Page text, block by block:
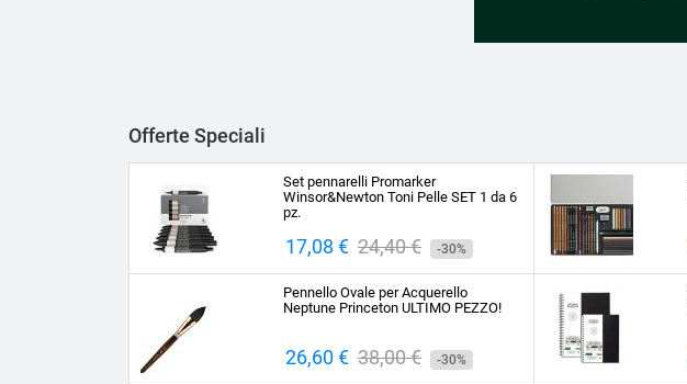
Offerte Speciali
Set pennarelli Promarker
Winsor&Newton Toni Pelle SET 1 da 6
pz.
Prezzo
17,08 € Prezzo
base
24,40 € -30%
Pennello Ovale per Acquerello
Neptune Princeton ULTIMO PEZZO!
Prezzo
26,60 € Prezzo
38,00 € -30%